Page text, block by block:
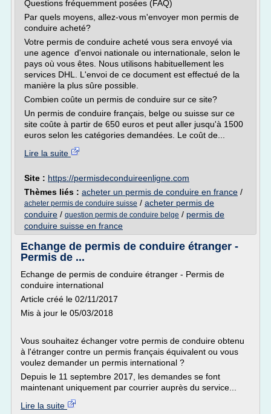
Questions fréquemment posées (FAQ)
Par quels moyens, allez-vous m'envoyer mon permis de
conduire acheté?
Votre permis de conduire acheté vous sera envoyé via
une agence d'envoi nationale ou internationale, selon le
pays où vous êtes. Nous utilisons habituellement les
services DHL. L'envoi de ce document est effectué de la
manière la plus sûre possible.
Combien coûte un permis de conduire sur ce site?
Un permis de conduire français, belge ou suisse sur ce
site coûte à partir de 650 euros et peut aller jusqu'à 1500
euros selon les catégories demandées. Le coût de...
Lire la suite
Site : https://permisdeconduireenligne.com
Thèmes liés : acheter un permis de conduire en france /
acheter permis de conduire suisse / acheter permis de
conduire / question permis de conduire belge / permis de
conduire suisse en france
Echange de permis de conduire étranger -
Permis de ...
Echange de permis de conduire étranger - Permis de
conduire international
Article créé le 02/11/2017
Mis à jour le 05/03/2018
Vous souhaitez échanger votre permis de conduire obtenu
à l'étranger contre un permis français équivalent ou vous
voulez demander un permis international ?
Depuis le 11 septembre 2017, les demandes se font
maintenant uniquement par courrier auprès du service...
Lire la suite